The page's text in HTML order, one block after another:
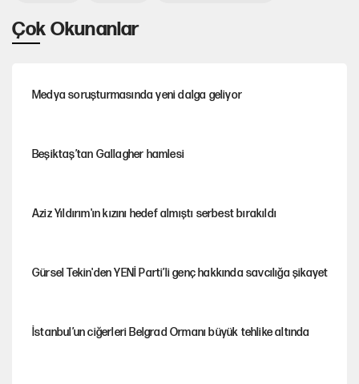
Çok Okunanlar
Medya soruşturmasında yeni dalga geliyor
Beşiktaş’tan Gallagher hamlesi
Aziz Yıldırım'ın kızını hedef almıştı serbest bırakıldı
Gürsel Tekin'den YENİ Parti’li genç hakkında savcılığa şikayet
İstanbul’un ciğerleri Belgrad Ormanı büyük tehlike altında